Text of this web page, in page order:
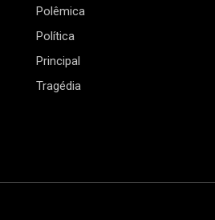
Polêmica
Política
Principal
Tragédia